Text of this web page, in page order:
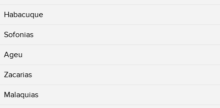
Habacuque
Sofonias
Ageu
Zacarias
Malaquias